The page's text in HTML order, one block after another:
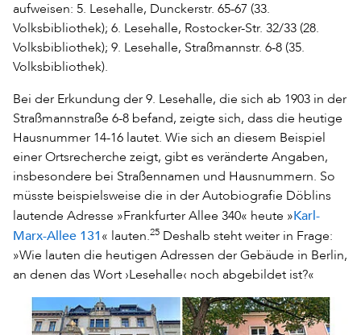
aufweisen: 5. Lesehalle, Dunckerstr. 65-67 (33.
Volksbibliothek); 6. Lesehalle, Rostocker-Str. 32/33 (28.
Volksbibliothek); 9. Lesehalle, Straßmannstr. 6-8 (35.
Volksbibliothek).
Bei der Erkundung der 9. Lesehalle, die sich ab 1903 in der
Straßmannstraße 6-8 befand, zeigte sich, dass die heutige
Hausnummer 14-16 lautet. Wie sich an diesem Beispiel
einer Ortsrecherche zeigt, gibt es veränderte Angaben,
insbesondere bei Straßennamen und Hausnummern. So
müsste beispielsweise die in der Autobiografie Döblins
lautende Adresse »Frankfurter Allee 340« heute »Karl-
Marx-Allee 131 « lauten.25 Deshalb steht weiter in Frage:
»Wie lauten die heutigen Adressen der Gebäude in Berlin,
an denen das Wort ›Lesehalle‹ noch abgebildet ist?«